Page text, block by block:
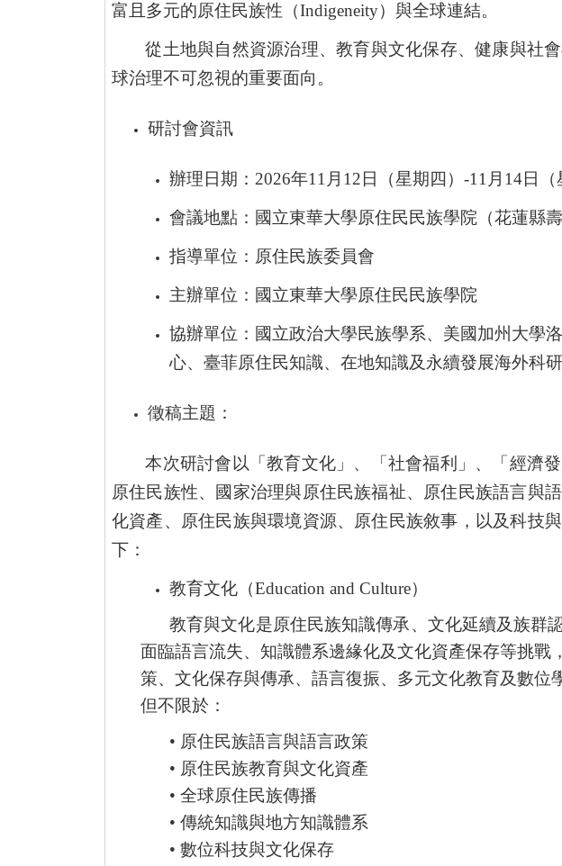
富且多元的原住民族性（Indigeneity）與全球連結。
從土地與自然資源治理、教育與文化保存、健康與社
球治理不可忽視的重要面向。
研討會資訊
辦理日期： 2026年11 月 12 日（星期四） -11 月 14日（
會議地點：國立東華大學原住民民族學院（花蓮縣
指導單位：原住民族委員會
主辦單位：國立東華大學原住民民族學院
協辦單位：國立政治大學民族學系、美國加州大學
心、臺菲原住民知識、在地知識及永續發展海外科
徵稿主題：
本次研討會以「教育文化」、「社會福利」、「經濟
原住民族性、國家治理與原住民族福祉、原住民族語言與
化資產、原住民族與環境資源、原住民族敘事，以及科技
下：
教育文化（Education and Culture）
教育與文化是原住民族知識傳承、文化延續及族群
面臨語言流失、知識體系邊緣化及文化資產保存等挑
策、文化保存與傳承、語言復振、多元文化教育及數
但不限於：
• 原住民族語言與語言政策
• 原住民族教育與文化資產
• 全球原住民族傳播
• 傳統知識與地方知識體系
• 數位科技與文化保存